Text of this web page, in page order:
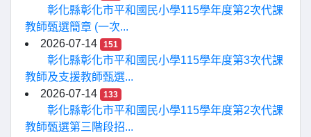
彰化縣彰化市平和國民小學115學年度第2次代課
教師甄選簡章 (一次...
2026-07-14
151
彰化縣彰化市平和國民小學115學年度第3次代課
教師及支援教師甄選...
2026-07-14
133
彰化縣彰化市平和國民小學115學年度第2次代課
教師甄選第三階段招...